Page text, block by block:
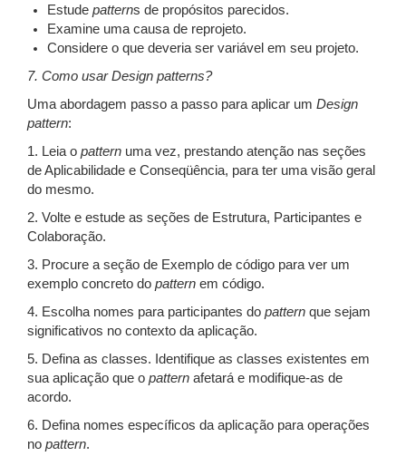
Estudepatterns de propósitos parecidos.
Examine uma causa de reprojeto.
Considere o que deveria ser variável em seu projeto.
7. Como usar Design patterns?
Uma abordagem passo a passo para aplicar um Design
pattern:
1. Leia o pattern uma vez, prestando atenção nas seções
de Aplicabilidade e Conseqüência, para ter uma visão geral
do mesmo.
2. Volte e estude as seções de Estrutura, Participantes e
Colaboração.
3. Procure a seção de Exemplo de código para ver um
exemplo concreto do pattern em código.
4. Escolha nomes para participantes do pattern que sejam
significativos no contexto da aplicação.
5. Defina as classes. Identifique as classes existentes em
sua aplicação que o pattern afetará e modifique-as de
acordo.
6. Defina nomes específicos da aplicação para operações
no pattern.